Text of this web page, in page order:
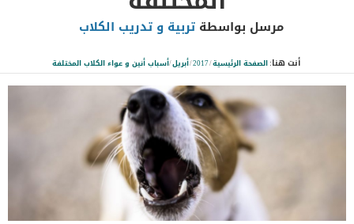
مرسل بواسطةتربية و تدريب الكلاب
أنت هنا:الصفحة الرئيسية/
2017
/أبريل/أسباب أنين و عواء الكلاب المختلفة